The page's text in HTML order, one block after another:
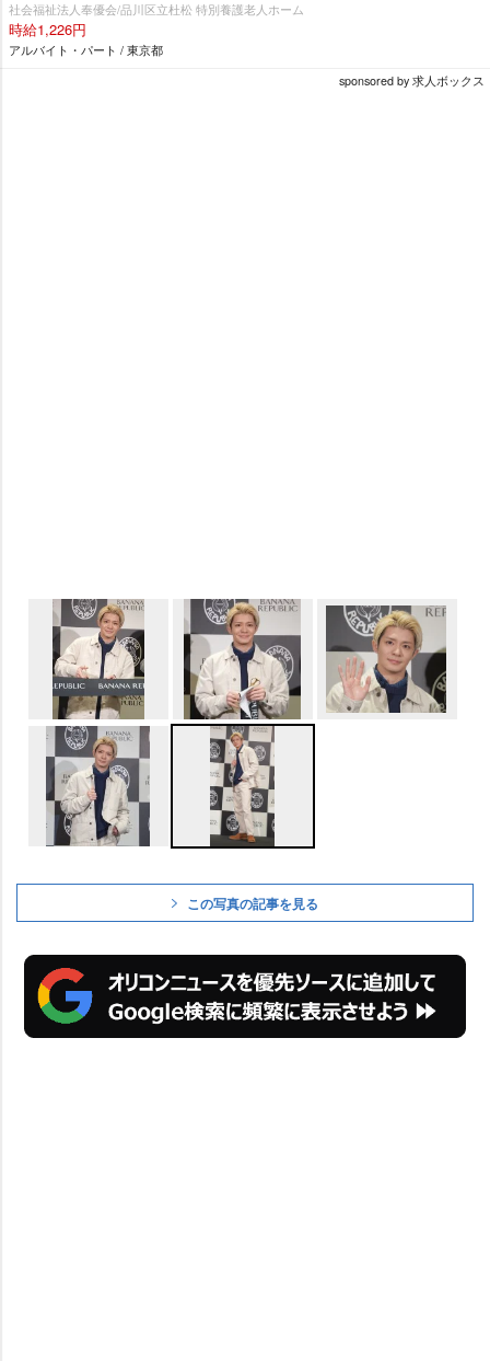
社会福祉法人奉優会/品川区立杜松 特別養護老人ホーム
時給1,226円
アルバイト・パート / 東京都
sponsored by 求人ボックス
この写真の記事を見る